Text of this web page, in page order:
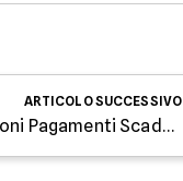
ARTICOLOSUCCESSIVO
Bollo auto Liguria - Esenzioni Riduzioni Pagamenti Scadenze